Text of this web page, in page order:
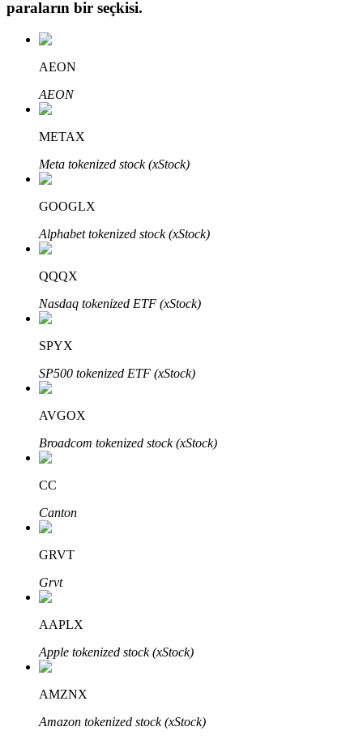
Otomatik Yatırım
Uzun vadeli kâr ve esnek çıkarlar elde edin
Bitrue
Bitrue Ortakları
Bitrue İş Ortağı
Kullanıcı başına %65'e kadar komisyon!
paraların bir seçkisi.
AEON
AEON
METAX
Meta tokenized stock (xStock)
GOOGLX
Alphabet tokenized stock (xStock)
QQQX
Nasdaq tokenized ETF (xStock)
SPYX
SP500 tokenized ETF (xStock)
AVGOX
Broadcom tokenized stock (xStock)
CC
Canton
GRVT
Grvt
AAPLX
Apple tokenized stock (xStock)
AMZNX
Amazon tokenized stock (xStock)